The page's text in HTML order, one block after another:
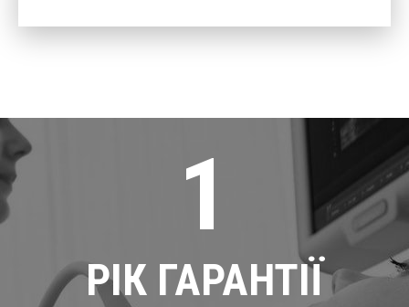
1
РІК ГАРАНТІЇ